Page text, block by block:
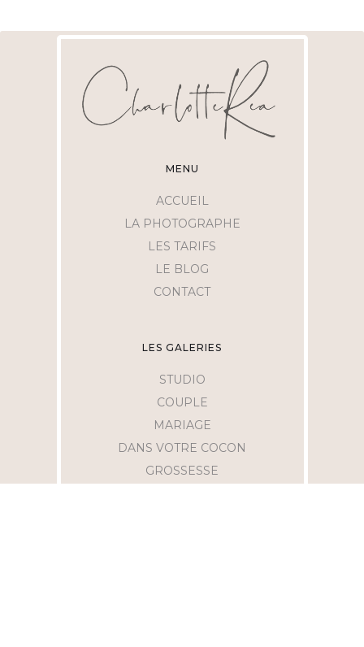
MENU
ACCUEIL
LA PHOTOGRAPHE
LES TARIFS
LE BLOG
CONTACT
LES GALERIES
STUDIO
COUPLE
MARIAGE
DANS VOTRE COCON
GROSSESSE